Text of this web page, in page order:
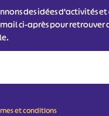
des idées d'activités
ci-après pour
et conditions